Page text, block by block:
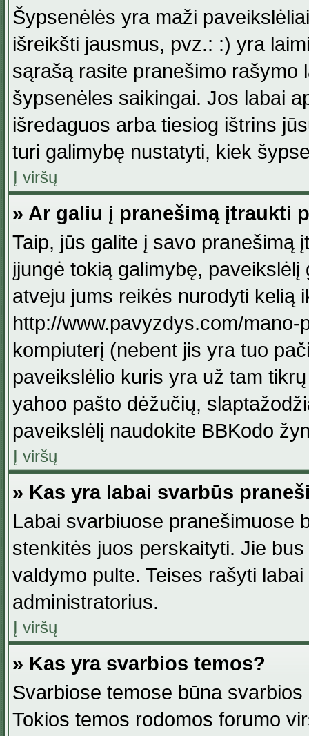
Šypsenėlės yra maži
išreikšti jausmus, pvz.: :) yra
sąrašą rasite pranešimo rašymo
šypsenėles saikingai. Jos labai
išredaguos arba tiesiog ištrins
turi galimybę nustatyti, kiek
Į viršų
» Ar galiu į pranešimą įtraukti
Taip, jūs galite į savo pranešimą
įjungė tokią galimybę,
atveju jums reikės nurodyti kelią
http://www.pavyzdys.com/
kompiuterį (nebent jis yra tuo
paveikslėlio kuris yra už tam
yahoo pašto dėžučių,
paveikslėlį naudokite BBKodo
Į viršų
» Kas yra labai svarbūs
Labai svarbiuose pranešimuose
stenkitės juos perskaityti. Jie
valdymo pulte. Teises rašyti
administratorius.
Į viršų
» Kas yra svarbios temos?
Svarbiose temose būna
Tokios temos rodomos forumo